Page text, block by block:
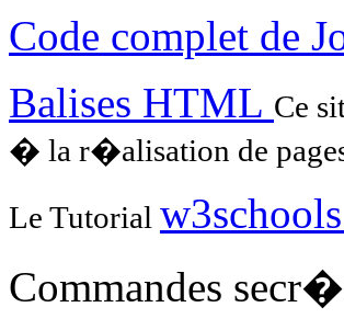
Code complet de
Balises HTML Ce
� la r�alisation de
Le Tutorial
Commandes